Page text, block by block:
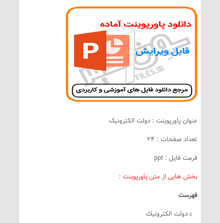
عنوان پاورپوینت : دولت الکترونیک
تعداد صفحات : 24
فرمت فایل : ppt
بخش هایی از متن پاورپوینت :
فهرست
دولت الكترونيك